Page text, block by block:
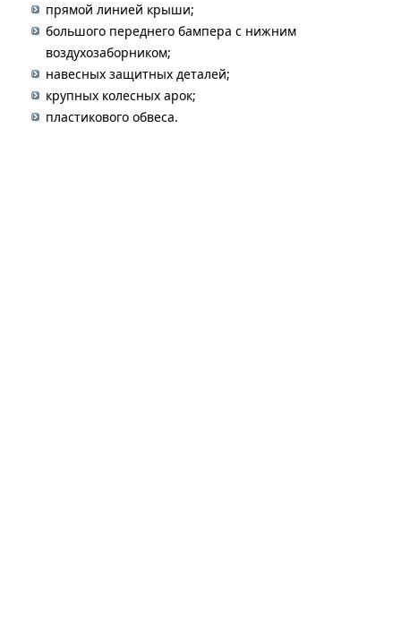
прямой линией крыши;
большого переднего бампера с нижним
воздухозаборником;
навесных защитных деталей;
крупных колесных арок;
пластикового обвеса.